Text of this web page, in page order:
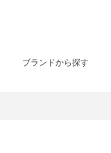
ブランドから探す